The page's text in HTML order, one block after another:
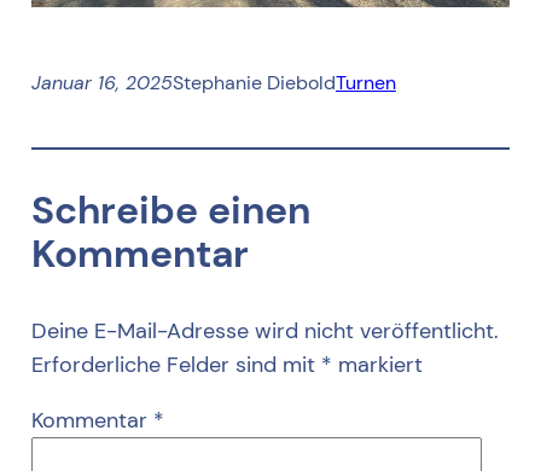
Januar 16, 2025Stephanie DieboldTurnen
Schreibe einen
Kommentar
Deine E-Mail-Adresse wird nicht veröffentlicht.
Erforderliche Felder sind mit * markiert
Kommentar *